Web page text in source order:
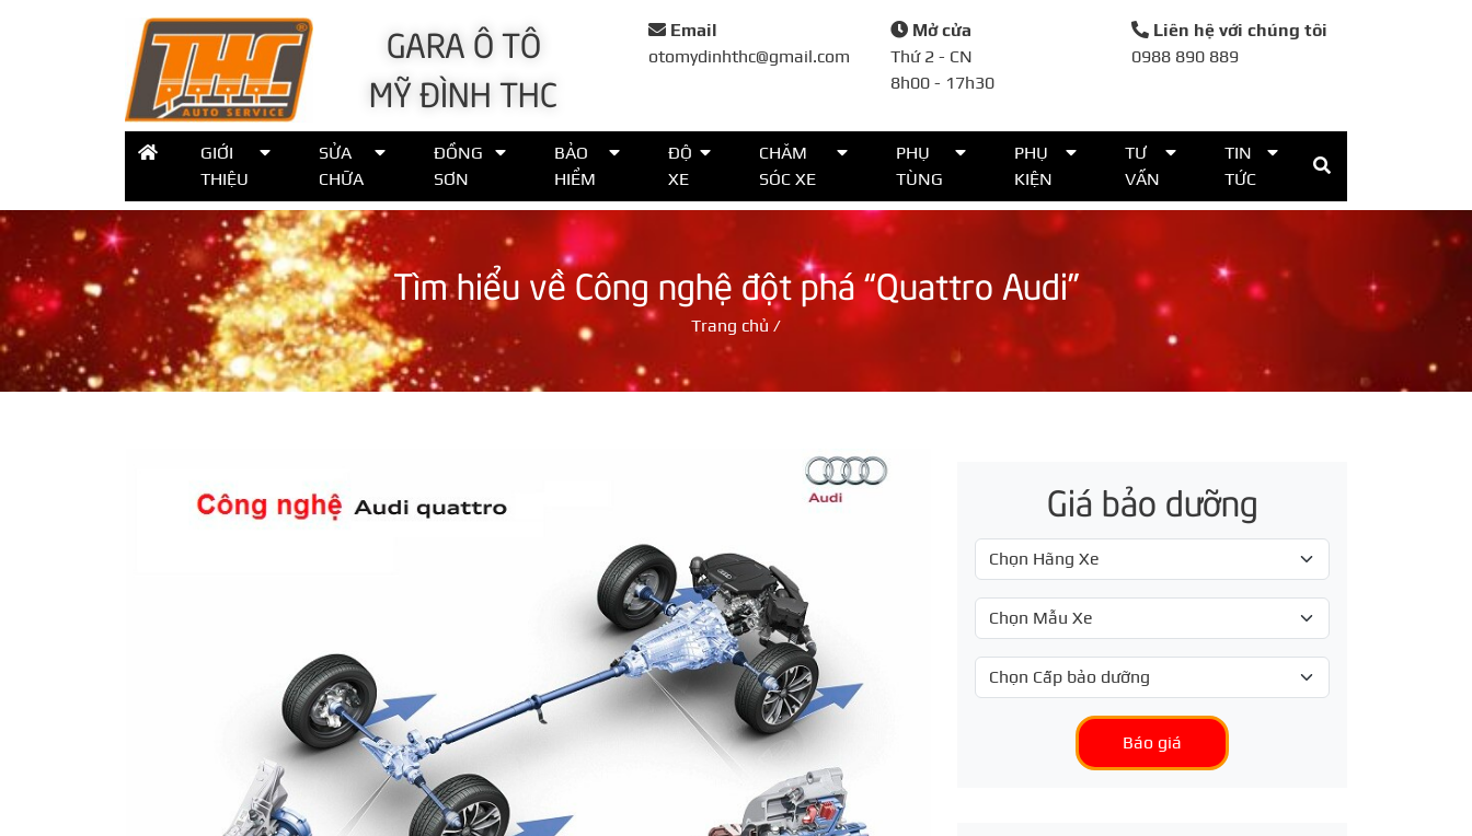
GARA Ô TÔ
MỸ ĐÌNH THC
Email
otomydinhthc@gmail.com
Mở cửa
Thứ 2 - CN
8h00 - 17h30
Liên hệ với chúng tôi
0988 890 889
GIỚI
THIỆU
SỬA
CHỮA
ĐỒNG
SƠN
BẢO
HIỂM
ĐỘ
XE
CHĂM
SÓC XE
PHỤ
TÙNG
PHỤ
KIỆN
TƯ
VẤN
TIN
TỨC
Đặt lịch
Họ tên*
Số điện thoại*
Thời gian*
Gửi thông tin
Tìm hiểu về Công nghệ đột phá “Quattro Audi”
Trang chủ /
Giá bảo dưỡng
Báo giá